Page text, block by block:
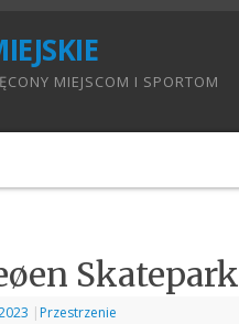
MIEJSCOM I SPORTOM
Skatepark
| Przestrzenie